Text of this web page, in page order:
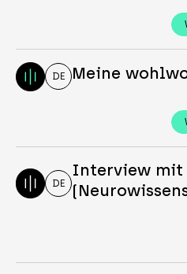
DE Meine
DE
Interview mit